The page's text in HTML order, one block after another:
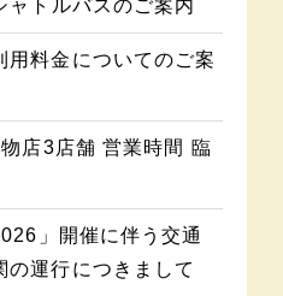
ャトルバスのご案内
用料金についてのご案
店3店舗 営業時間 臨
」開催に伴う交通
の運行につきまして